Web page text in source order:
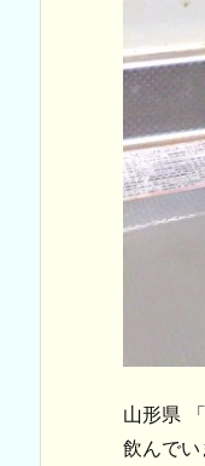
山形県
飲んで